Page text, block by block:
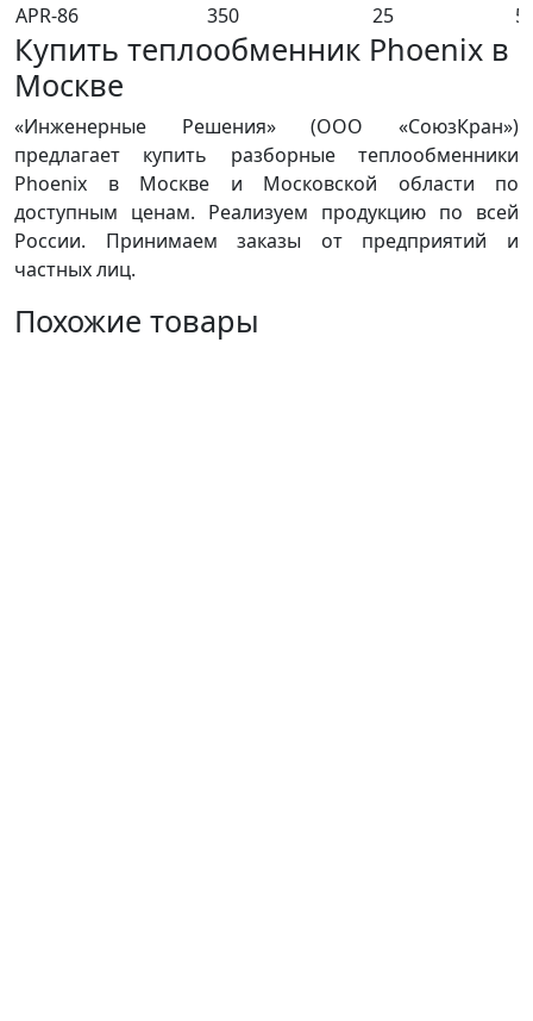
APR-86
350 25
Купить теплообменник Phoenix в
Москве
«Инженерные Решения» (ООО «СоюзКран»)
предлагает купить разборные теплообменники
Phoenix в Москве и Московской области по
доступным ценам. Реализуем продукцию по всей
России. Принимаем заказы от предприятий и
частных лиц.
Похожие товары